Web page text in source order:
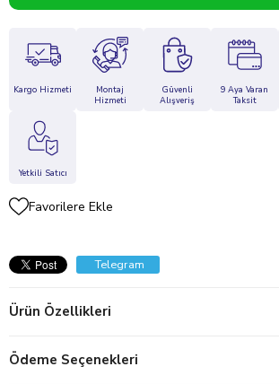
Kargo Hizmeti
Montaj
Hizmeti
Güvenli
Alışveriş
9 Aya Varan
Taksit
Yetkili Satıcı
Favorilere Ekle
Telegram
Ürün Özellikleri
Ödeme Seçenekleri